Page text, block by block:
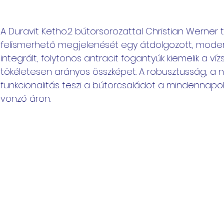
A Duravit Ketho.2 bútorsorozattal Christian
felismerhető megjelenését egy átdolgozott,
integrált, folytonos antracit fogantyúk kiemelik a
tökéletesen arányos összképet. A robusztusság, a
funkcionalitás teszi a bútorcsaládot a
vonzó áron.